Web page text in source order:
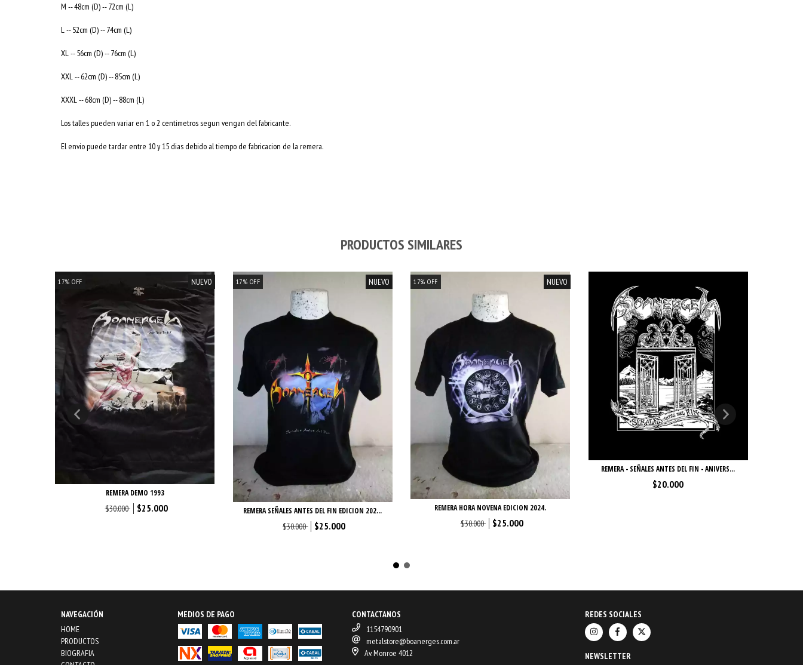
M -- 48cm (D) -- 72cm (L)
L -- 52cm (D) -- 74cm (L)
XL -- 56cm (D) -- 76cm (L)
XXL -- 62cm (D) -- 85cm (L)
XXXL -- 68cm (D) -- 88cm (L)
Los talles pueden variar en 1 o 2 centimetros segun vengan del fabricante.
El envio puede tardar entre 10 y 15 dias debido al tiempo de fabricacion de la remera.
PRODUCTOS SIMILARES
17% OFF NUEVO
REMERA DEMO 1993
$30.000 $25.000
17% OFF NUEVO
REMERA SEÑALES ANTES DEL FIN EDICION 202...
$30.000 $25.000
17% OFF NUEVO
REMERA HORA NOVENA EDICION 2024.
$30.000 $25.000
REMERA - SEÑALES ANTES DEL FIN - ANIVERS...
$20.000
NAVEGACIÓN
HOME
PRODUCTOS
BIOGRAFIA
MEDIOS DE PAGO
CONTACTANOS
1154790901
metalstore@boanerges.com.ar
Av. Monroe 4012
REDES SOCIALES
NEWSLETTER